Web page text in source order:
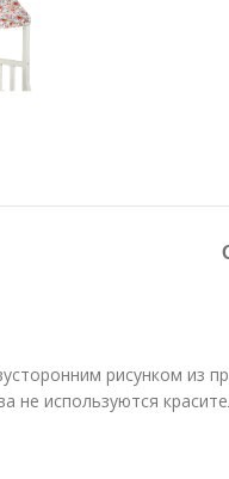
рисунком из
используются